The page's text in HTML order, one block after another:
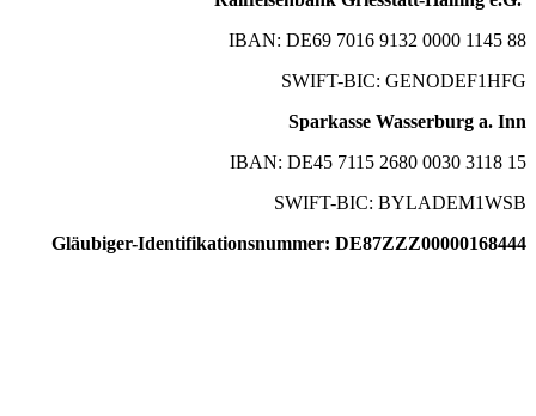
IBAN: DE69 7016 9132 0000 1145 88
SWIFT-BIC: GENODEF1HFG
Sparkasse Wasserburg a. Inn
IBAN: DE45 7115 2680 0030 3118 15
SWIFT-BIC: BYLADEM1WSB
Gläubiger-Identifikationsnummer: DE87ZZZ00000168444